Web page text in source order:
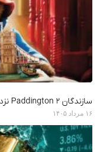
سازندگان Paddington 2 نزدیک بود فیلمی از Star Wars بسازند
۱۶ مرداد ۱۴۰۵